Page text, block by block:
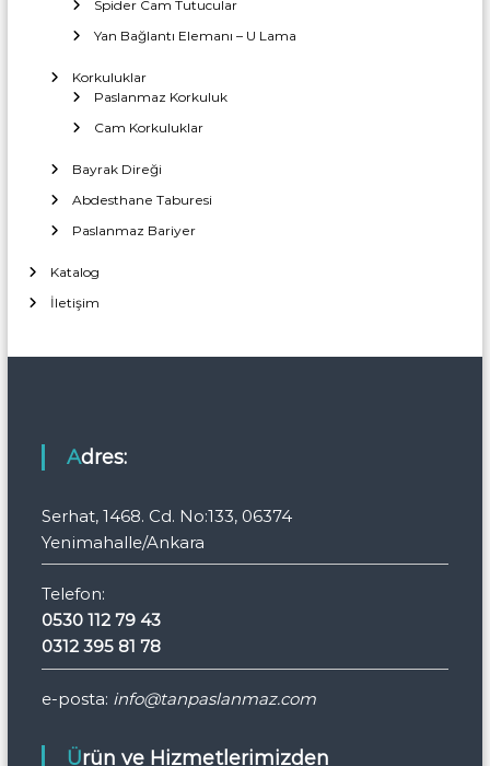
Spider Cam Tutucular
Yan Bağlantı Elemanı – U Lama
Korkuluklar
Paslanmaz Korkuluk
Cam Korkuluklar
Bayrak Direği
Abdesthane Taburesi
Paslanmaz Bariyer
Katalog
İletişim
Adres:
Serhat, 1468. Cd. No:133, 06374
Yenimahalle/Ankara
Telefon:
0530 112 79 43
0312 395 81 78
e-posta: info@tanpaslanmaz.com
Ürün ve Hizmetlerimizden